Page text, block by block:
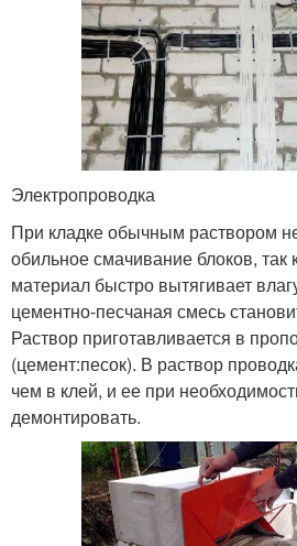
Электропроводка
При кладке обычным раствором
обильное смачивание блоков, так
материал быстро вытягивает
цементно-песчаная смесь
Раствор приготавливается в
(цемент:песок). В раствор
чем в клей, и ее при
демонтировать.